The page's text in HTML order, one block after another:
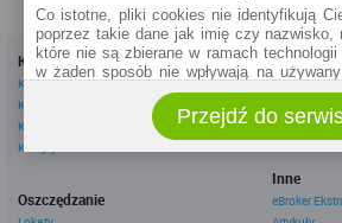
Kredyty
Kredyty gotówkowe
Kredyty hipoteczne
Kredyty konsolidacyjne
Kredyty na samochód
Oszczędzanie
Dla firm
Kredyty
Konta firmowe
Leasingi
Inne
eBroker
Co istotne, pliki cookies nie identyfikują
poprzez takie dane jak imię czy nazwisko,
które nie są zbierane w ramach
w żaden sposób nie wpływają na
Zakres wykorzystywania plików
określenia w ustawieniach przeglądarki
wprowadzenia zmian ustawień, informacje
być zapisywane w pamięci Twojego
Administratorem danych pozyskiwanych w
spółka Rankomat.pl Sp. z o.o. (dawniej:
Przejdź do